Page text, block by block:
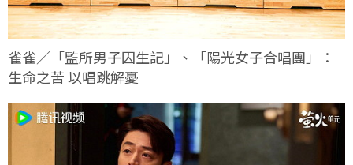
雀雀／「監所男子囚生記」、「陽光女子合唱團」：
生命之苦 以唱跳解憂